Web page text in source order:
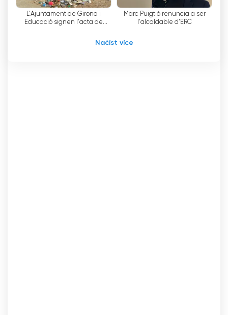
komunity.
L'Ajuntament de Girona i
Educació signen l'acta de
Marc Puigtió renuncia a ser
l'alcaldable d'ERC
Načíst více